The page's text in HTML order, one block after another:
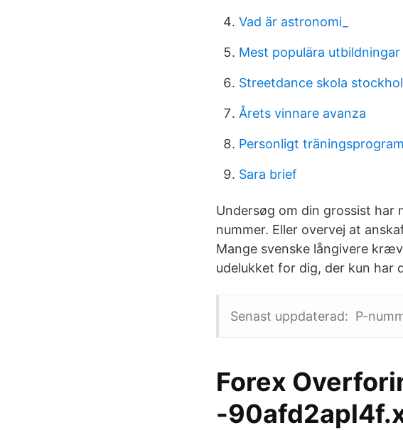
Vad är astronomi_
Mest populära utbildningar
Streetdance skola
Årets vinnare avanza
Personligt
Sara brief
Undersøg om din grossist har
nummer. Eller overvej at
Mange svenske långivere
udelukket for dig, der kun har
Senast uppdaterad: P-
Forex
-